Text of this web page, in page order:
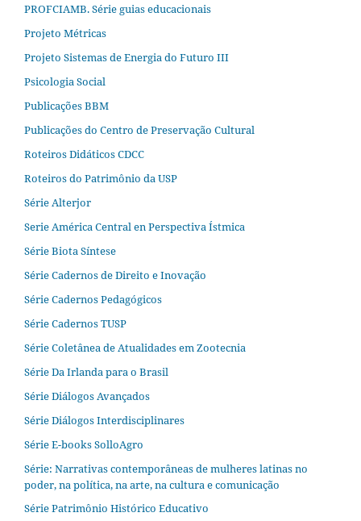
PROFCIAMB. Série guias educacionais
Projeto Métricas
Projeto Sistemas de Energia do Futuro III
Psicologia Social
Publicações BBM
Publicações do Centro de Preservação Cultural
Roteiros Didáticos CDCC
Roteiros do Patrimônio da USP
Série Alterjor
Serie América Central en Perspectiva Ístmica
Série Biota Síntese
Série Cadernos de Direito e Inovação
Série Cadernos Pedagógicos
Série Cadernos TUSP
Série Coletânea de Atualidades em Zootecnia
Série Da Irlanda para o Brasil
Série Diálogos Avançados
Série Diálogos Interdisciplinares
Série E-books SolloAgro
Série: Narrativas contemporâneas de mulheres latinas no
poder, na política, na arte, na cultura e comunicação
Série Patrimônio Histórico Educativo